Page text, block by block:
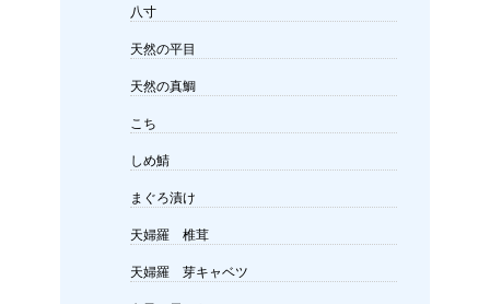
八寸
天然の平目
天然の真鯛
こち
しめ鯖
まぐろ漬け
天婦羅 椎茸
天婦羅 芽キャベツ